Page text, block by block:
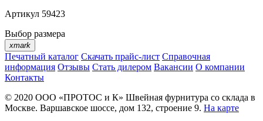
Артикул 59423
Выбор размера
xmark
Печатный каталог Скачать прайс-лист Справочная
информация Отзывы Стать дилером Вакансии О компании
Контакты
© 2020 ООО «ПРОТОС и К» Швейная фурнитура со склада в
Москве. Варшавское шоссе, дом 132, строение 9. На карте